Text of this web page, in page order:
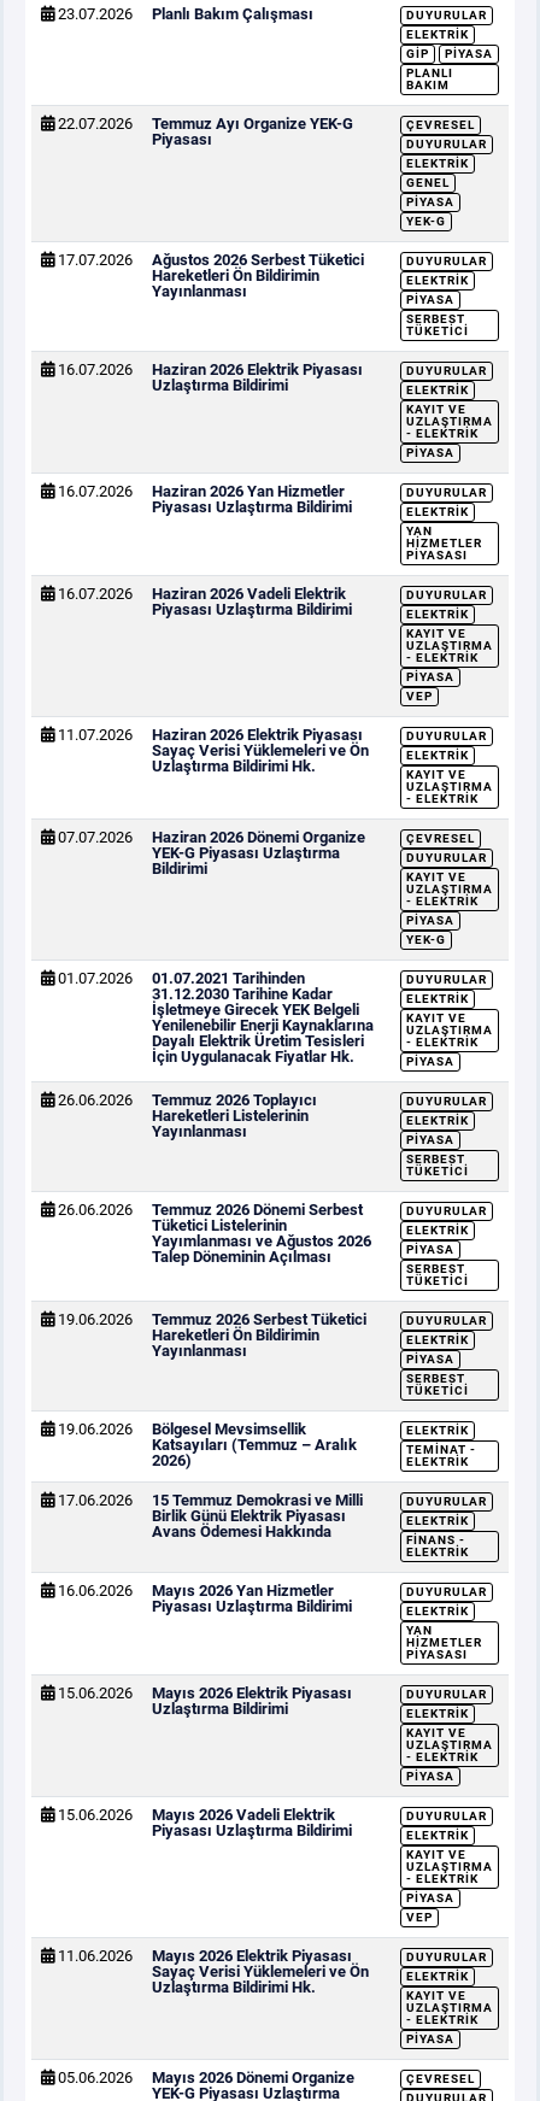
23.07.2026 Planlı Bakım Çalışması
DUYURULAR
ELEKTRIK
GİP
PIYASA
PLANLI
BAKIM
22.07.2026
Temmuz Ayı Organize YEK-G
Piyasası
ÇEVRESEL
DUYURULAR
ELEKTRIK
GENEL
PIYASA
YEK-G
17.07.2026
Ağustos 2026 Serbest Tüketici
Hareketleri Ön Bildirimin
Yayınlanması
DUYURULAR
ELEKTRIK
PIYASA
SERBEST
TÜKETICI
16.07.2026
Haziran 2026 Elektrik Piyasası
Uzlaştırma Bildirimi
DUYURULAR
ELEKTRIK
KAYIT VE
UZLAŞTIRMA
- ELEKTRIK
PIYASA
16.07.2026
Haziran 2026 Yan Hizmetler
Piyasası Uzlaştırma Bildirimi
DUYURULAR
ELEKTRIK
YAN
HIZMETLER
PIYASASI
16.07.2026
Haziran 2026 Vadeli Elektrik
Piyasası Uzlaştırma Bildirimi
DUYURULAR
ELEKTRIK
KAYIT VE
UZLAŞTIRMA
- ELEKTRIK
PIYASA
VEP
11.07.2026
Haziran 2026 Elektrik Piyasası
Sayaç Verisi Yüklemeleri ve Ön
Uzlaştırma Bildirimi Hk.
DUYURULAR
ELEKTRIK
KAYIT VE
UZLAŞTIRMA
- ELEKTRIK
07.07.2026
Haziran 2026 Dönemi Organize
YEK-G Piyasası Uzlaştırma
Bildirimi
ÇEVRESEL
DUYURULAR
KAYIT VE
UZLAŞTIRMA
- ELEKTRIK
PIYASA
YEK-G
01.07.2026
01.07.2021 Tarihinden
31.12.2030 Tarihine Kadar
İşletmeye Girecek YEK Belgeli
Yenilenebilir Enerji Kaynaklarına
Dayalı Elektrik Üretim Tesisleri
İçin Uygulanacak Fiyatlar Hk.
DUYURULAR
ELEKTRIK
KAYIT VE
UZLAŞTIRMA
- ELEKTRIK
PIYASA
26.06.2026
Temmuz 2026 Toplayıcı
Hareketleri Listelerinin
Yayınlanması
DUYURULAR
ELEKTRIK
PIYASA
SERBEST
TÜKETICI
26.06.2026
Temmuz 2026 Dönemi Serbest
Tüketici Listelerinin
Yayımlanması ve Ağustos 2026
Talep Döneminin Açılması
DUYURULAR
ELEKTRIK
PIYASA
SERBEST
TÜKETICI
19.06.2026
Temmuz 2026 Serbest Tüketici
Hareketleri Ön Bildirimin
Yayınlanması
DUYURULAR
ELEKTRIK
PIYASA
SERBEST
TÜKETICI
19.06.2026
Bölgesel Mevsimsellik
Katsayıları (Temmuz – Aralık
2026)
ELEKTRIK
TEMINAT -
ELEKTRIK
17.06.2026
15 Temmuz Demokrasi ve Milli
Birlik Günü Elektrik Piyasası
Avans Ödemesi Hakkında
DUYURULAR
ELEKTRIK
FINANS -
ELEKTRIK
16.06.2026
Mayıs 2026 Yan Hizmetler
Piyasası Uzlaştırma Bildirimi
DUYURULAR
ELEKTRIK
YAN
HIZMETLER
PIYASASI
15.06.2026
Mayıs 2026 Elektrik Piyasası
Uzlaştırma Bildirimi
DUYURULAR
ELEKTRIK
KAYIT VE
UZLAŞTIRMA
- ELEKTRIK
PIYASA
15.06.2026
Mayıs 2026 Vadeli Elektrik
Piyasası Uzlaştırma Bildirimi
DUYURULAR
ELEKTRIK
KAYIT VE
UZLAŞTIRMA
- ELEKTRIK
PIYASA
VEP
11.06.2026
Mayıs 2026 Elektrik Piyasası
Sayaç Verisi Yüklemeleri ve Ön
Uzlaştırma Bildirimi Hk.
DUYURULAR
ELEKTRIK
KAYIT VE
UZLAŞTIRMA
- ELEKTRIK
PIYASA
05.06.2026
Mayıs 2026 Dönemi Organize
YEK-G Piyasası Uzlaştırma
ÇEVRESEL
DUYURULAR